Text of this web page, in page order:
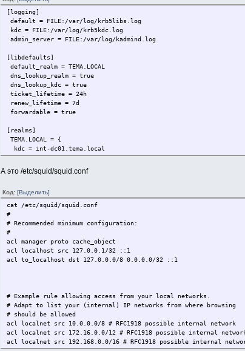
[logging]
default = FILE:/var/log/krb5libs.log
kdc = FILE:/var/log/krb5kdc.log
admin_server = FILE:/var/log/kadmind.log
[libdefaults]
default_realm = TEMA.LOCAL
dns_lookup_realm = true
dns_lookup_kdc = true
ticket_lifetime = 24h
renew_lifetime = 7d
forwardable = true
[realms]
TEMA.LOCAL = {
kdc = int-dc01.tema.local
admin_server = int-dc01.tema.local
kdc = int-dc01.tema.local
kdc = int-dc02.tema.local
}
[domain_realm]
.tema.local = TEMA.LOCAL
tema.local = TEMA.LOCAL
А это /etc/squid/squid.conf
Код: [Выделить]
cat /etc/squid/squid.conf
#
# Recommended minimum configuration:
#
acl manager proto cache_object
acl localhost src 127.0.0.1/32 ::1
acl to_localhost dst 127.0.0.0/8 0.0.0.0/32 ::1
# Example rule allowing access from your local networks.
# Adapt to list your (internal) IP networks from where browsing
# should be allowed
acl localnet src 10.0.0.0/8 # RFC1918 possible internal network
acl localnet src 172.16.0.0/12 # RFC1918 possible internal
acl localnet src 192.168.0.0/16 # RFC1918 possible internal